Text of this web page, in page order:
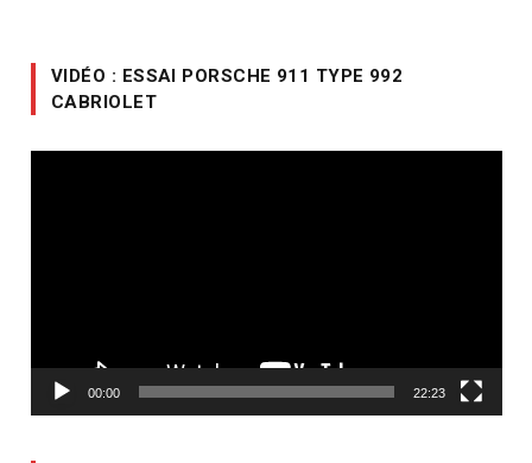
VIDÉO : ESSAI PORSCHE 911 TYPE 992
CABRIOLET
00:00 22:23